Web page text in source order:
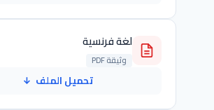
لغة فرنسية
وثيقة PDF
تحميل الملف ↓